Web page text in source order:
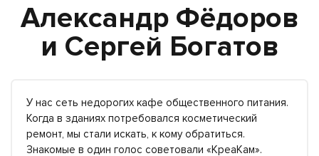
Александр Фёдоров
и Сергей Богатов
У нас сеть недорогих кафе общественного питания.
Когда в зданиях потребовался косметический
ремонт, мы стали искать, к кому обратиться.
Знакомые в один голос советовали «КреаКам».